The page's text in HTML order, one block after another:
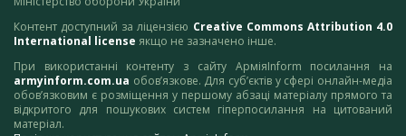
Контент доступний за ліцензією Creative Commons Attribution 4.0
International license якщо не зазначено інше.
При використанні контенту з сайту АрміяInform посилання на
armyinform.com.ua обов’язкове. Для суб’єктів у сфері онлайн-медіа
обов’язковим є розміщення у першому абзаці матеріалу прямого та
відкритого для пошукових систем гіперпосилання на цитований
матеріал.